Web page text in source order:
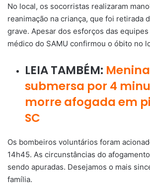
No local, os socorristas realizaram
reanimação na criança, que foi retirada
grave. Apesar dos esforços das
médico do SAMU confirmou o óbito no
LEIA TAMBÉM:
submersa por 4
morre afogada em
SC
Os bombeiros voluntários foram
14h45. As circunstâncias do
sendo apuradas. Desejamos o mais
família.